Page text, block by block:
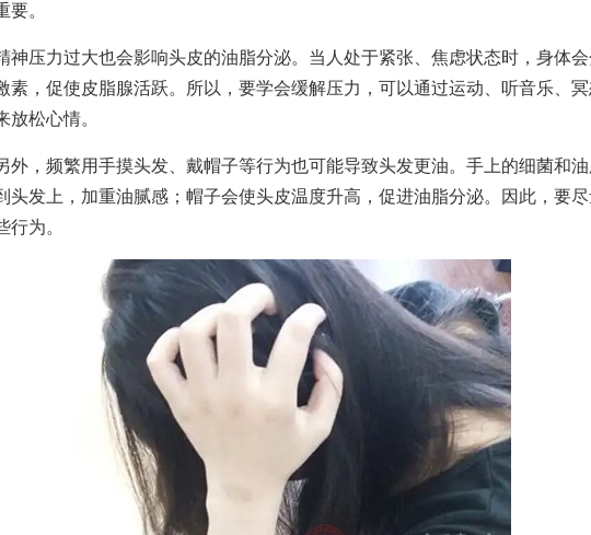
要。
压力过大也会影响头皮的油脂分泌。当人处于紧张、焦虑状态时，身体会
素，促使皮脂腺活跃。所以，要学会缓解压力，可以通过运动、听音乐、
放松心情。
，频繁用手摸头发、戴帽子等行为也可能导致头发更油。手上的细菌和油
头发上，加重油腻感；帽子会使头皮温度升高，促进油脂分泌。因此，要
行为。